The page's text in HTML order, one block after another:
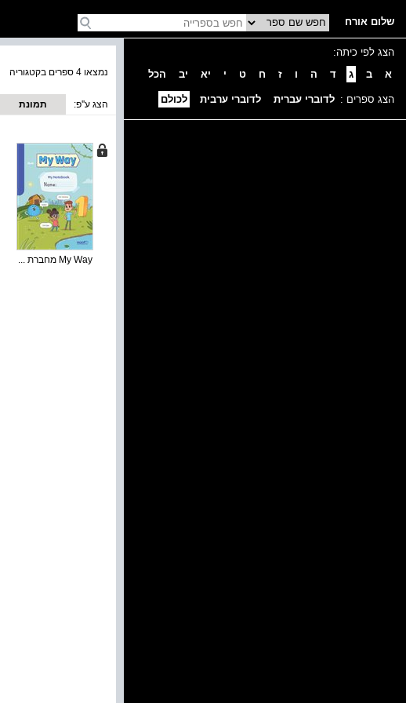
שלום אורח
הצג לפי כיתה:
א
ב ג ד ה ו ז ח ט י יא יב הכל
הצג ספרים : לדוברי עברית לדוברי ערבית לכולם
נמצאו 4 ספרים בקטגוריה
הצג ע''פ:
תמונת
My Way מחברת ...